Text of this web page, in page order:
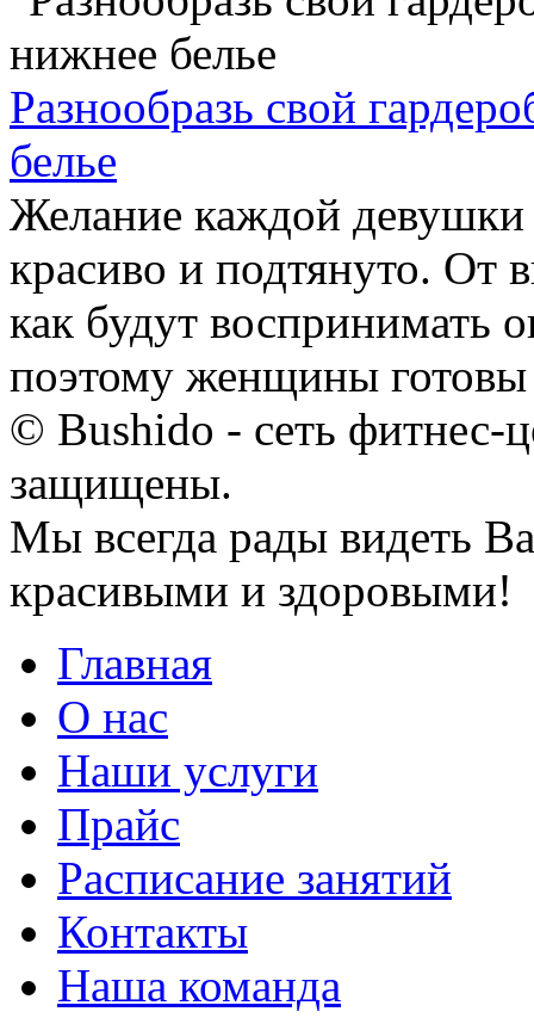
​Разнообразь свой
белье
Желание каждой девушки
красиво и подтянуто. От
как будут
поэтому женщины готовы
© Bushido - сеть фитнес-
защищены.
Мы всегда рады видеть
красивыми и здоровыми!
Главная
О нас
Наши услуги
Прайс
Расписание занятий
Контакты
Наша команда